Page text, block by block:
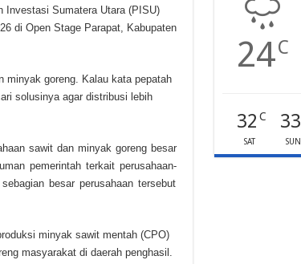
Investasi Sumatera Utara (PISU)
di Open Stage Parapat, Kabupaten
minyak goreng. Kalau kata pepatah
solusinya agar distribusi lebih
sawit dan minyak goreng besar
pemerintah terkait perusahaan-
besar perusahaan tersebut
minyak sawit mentah (CPO)
masyarakat di daerah penghasil.
24C
32 C
SAT
33
SUN